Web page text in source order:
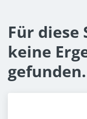
Für diese
keine
gefunden.